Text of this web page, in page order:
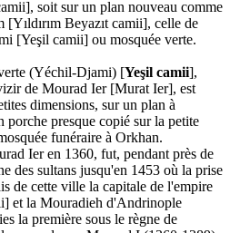
soit sur un plan nouveau comme
Beyazıt camii], celle de
[Yeşil camii] ou mosquée verte.
(Yéchil-Djami) [Yeşil camii],
de Mourad Ier [Murat Ier], est
dimensions, sur un plan à
porche presque copié sur la petite
funéraire à Orkhan.
Ier en 1360, fut, pendant près de
des sultans jusqu'en 1453 où la prise
de cette ville la capitale de l'empire
et la Mouradieh d'Andrinople
la première sous le règne de